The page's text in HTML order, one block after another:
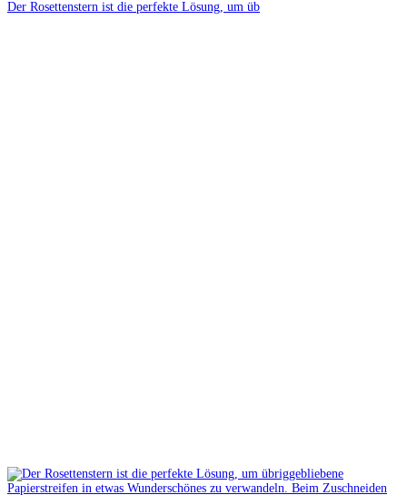
Der Rosettenstern ist die perfekte Lösung, um üb